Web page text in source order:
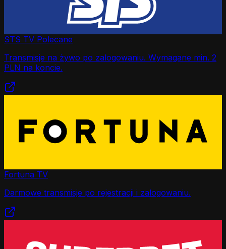
STS TV Polecane
Transmisje na żywo po zalogowaniu. Wymagane min. 2
PLN na koncie.
Fortuna TV
Darmowe transmisje po rejestracji i zalogowaniu.